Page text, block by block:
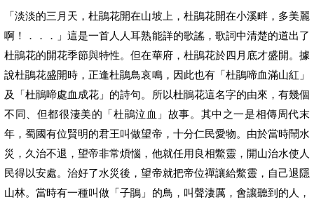
「淡淡的三月天，杜鵑花開在山坡上，杜鵑花開在小溪畔， 多美麗
啊！
．．．」這是一首人人耳熟能詳的歌謠，歌詞中清楚的道出了
杜鵑花的開花季節與特性。但在華府，杜鵑花於四月底才盛開。據
說杜鵑花盛開時，正逢杜鵑鳥哀鳴，因此也有「杜鵑啼血滿山紅」
及「杜鵑啼處血成花」的詩句。所以杜鵑花這名字的由來，有幾個
不同、但都很淒美的「杜鵑泣血」故事。其中之一是相傳周代末
年，蜀國有位賢明的君王叫做望帝，十分仁民愛物。由於當時鬧水
災，久治不退，望帝非常煩惱，他就任用良相鱉靈，開山治水使人
民得以安處。治好了水災後，望帝就把帝位禪讓給鱉靈，自己退隱
山林。當時有一種叫做 「子鵑 」 的鳥，叫聲淒厲，會讓聽到的人，